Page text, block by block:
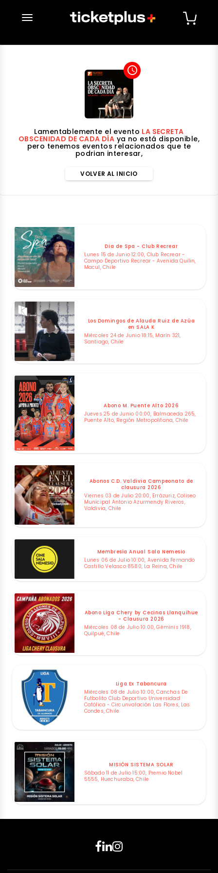
desplegar navegación
access_time
Lamentablemente el evento LA SECRETA
OBSCENIDAD DE CADA DÍA ya no está disponible,
pero tenemos eventos relacionados que te
podrian interesar,
VOLVER AL INICIO
Dia de Spa - Club Recrear
Lunes 15 de Junio 12:00, Club Recrear -
Campo Deportivo Recrear - Avenida Quilin,
Macul, Chile
Los Domingos de Alauda Ruiz de Azúa
en SALA K
Miércoles 24 de Junio 18:15, Marín 321,
Santiago, Chile
Abono M. Puente Alto 2026
Jueves 25 de Junio 00:00, Balmaceda 265,
Puente Alto, Región Metropolitana, Chile
Abonos C.D. Valdivia Campeonato de
clausura 2026
Viernes 03 de Julio 20:00, Errázuriz, Coliseo
Municipal Antonio Azurmendy Riveros,
Valdivia, Chile
Membresía Anual Sala Nemesio
Lunes 06 de Julio 10:00, Avenida Fernando
Castillo Velasco 8580, La Reina, Chile
Abono Liga Chery by Cecinas Llanquihue
- Clausura 2026
Miércoles 08 de Julio 10:00, Géminis 1918,
Quilpué, Chile
Liga Ex Tabancura
Miércoles 08 de Julio 10:00, Canchas De
Futbolito Club Deportivo Universidad
Católica - Circunvalación Las Flores, Las
Condes, Chile
MISIÓN SISTEMA SOLAR
Sábado 11 de Julio 15:00, Premio Nobel
5555, Huechuraba, Chile